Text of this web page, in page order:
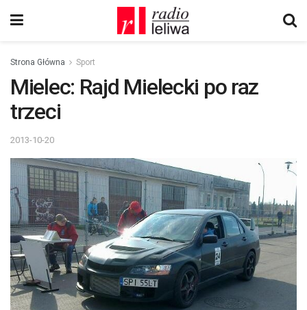
Strona Główna Sport
Mielec: Rajd Mielecki po raz
trzeci
2013-10-20